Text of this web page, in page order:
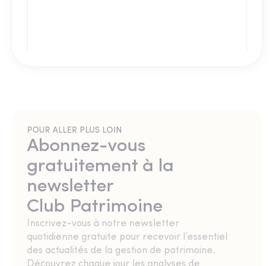
POUR ALLER PLUS LOIN
Abonnez-vous
gratuitement à la
newsletter
Club Patrimoine
Inscrivez-vous à notre newsletter
quotidienne gratuite pour recevoir l’essentiel
des actualités de la gestion de patrimoine.